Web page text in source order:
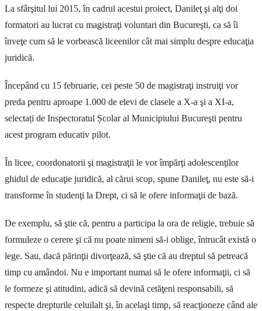
La sfârşitul lui 2015, în cadrul acestui proiect, Danileţ şi alţi doi
formatori au lucrat cu magistraţi voluntari din Bucureşti, ca să îi
înveţe cum să le vorbească liceenilor cât mai simplu despre educaţia
juridică.
Începând cu 15 februarie, cei peste 50 de magistraţi instruiţi vor
preda pentru aproape 1.000 de elevi de clasele a X-a şi a XI-a,
selectați de Inspectoratul Școlar al Municipiului Bucureşti pentru
acest program educativ pilot.
În licee, coordonatorii şi magistraţii le vor împărţi adolescenţilor
ghidul de educaţie juridică, al cărui scop, spune Danileţ, nu este să-i
transforme în studenţi la Drept, ci să le ofere informaţii de bază.
De exemplu, să ştie că, pentru a participa la ora de religie, trebuie să
formuleze o cerere şi că nu poate nimeni să-i oblige, întrucât există o
lege. Sau, dacă părinţii divorţează, să ştie că au dreptul să petreacă
timp cu amândoi. Nu e important numai să le ofere informaţii, ci să
le formeze şi atitudini, adică să devină cetăţeni responsabili, să
respecte drepturile celuilalt şi, în acelaşi timp, să reacţioneze când ale